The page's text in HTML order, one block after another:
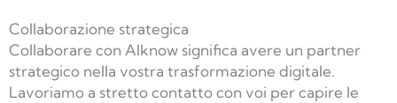
Collaborazione strategica
Collaborare con AIknow significa avere un partner
strategico nella vostra trasformazione digitale.
Lavoriamo a stretto contatto con voi per capire le